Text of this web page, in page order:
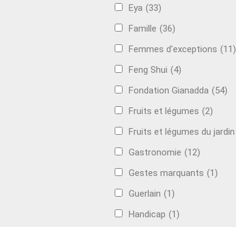
Eya (33)
Famille (36)
Femmes d'exceptions (11)
Feng Shui (4)
Fondation Gianadda (54)
Fruits et légumes (2)
Fruits et légumes du jardin
Gastronomie (12)
Gestes marquants (1)
Guerlain (1)
Handicap (1)